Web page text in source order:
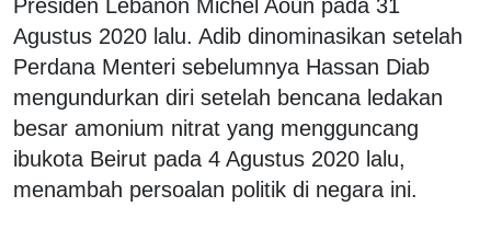
Presiden Lebanon Michel Aoun pada 31
Agustus 2020 lalu. Adib dinominasikan setelah
Perdana Menteri sebelumnya Hassan Diab
mengundurkan diri setelah bencana ledakan
besar amonium nitrat yang mengguncang
ibukota Beirut pada 4 Agustus 2020 lalu,
menambah persoalan politik di negara ini.